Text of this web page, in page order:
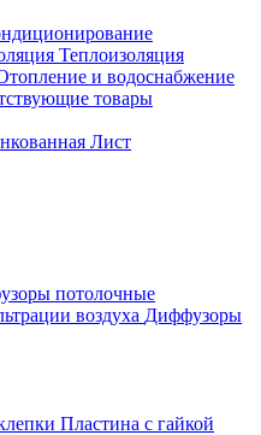
Теплоизоляция
и водоснабжение
товары
Лист
потолочные
воздуха Диффузоры
Пластина с гайкой